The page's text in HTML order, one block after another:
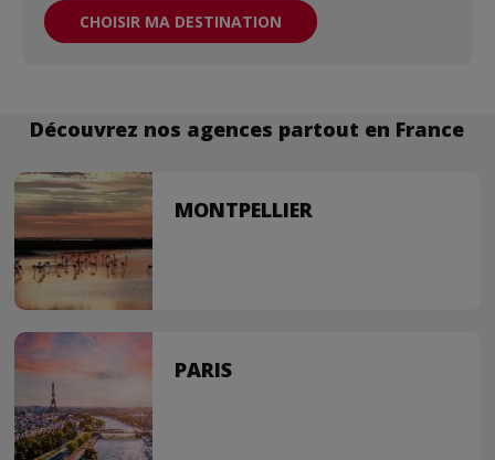
CHOISIR MA DESTINATION
Découvrez nos agences partout en France
MONTPELLIER
PARIS